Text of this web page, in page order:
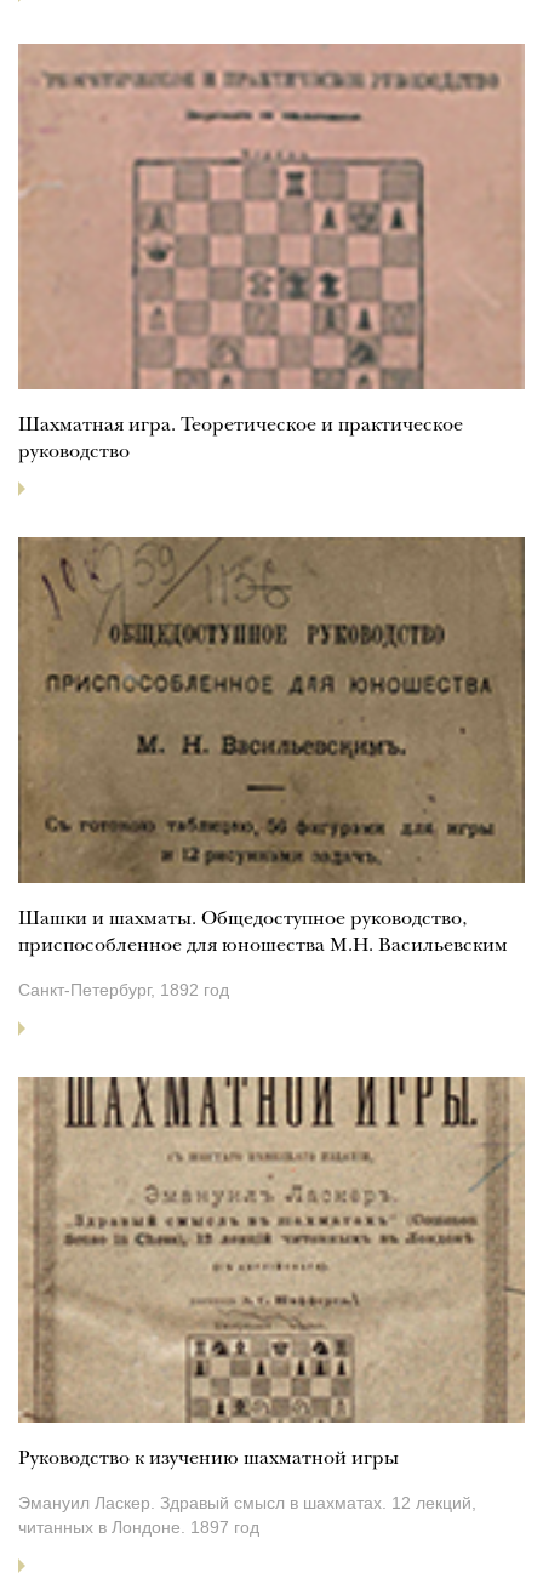
Шахматная игра. Теоретическое и практическое
руководство
Шашки и шахматы. Общедоступное руководство,
приспособленное для юношества М.Н. Васильевским
Санкт-Петербург, 1892 год
Руководство к изучению шахматной игры
Эмануил Ласкер. Здравый смысл в шахматах. 12 лекций,
читанных в Лондоне. 1897 год